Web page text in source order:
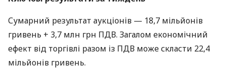
Сумарний результат аукціонів — 18,7 мільйонів
гривень + 3,7 млн грн ПДВ. Загалом економічний
ефект від торгівлі разом із ПДВ може скласти 22,4
мільйонів гривень.